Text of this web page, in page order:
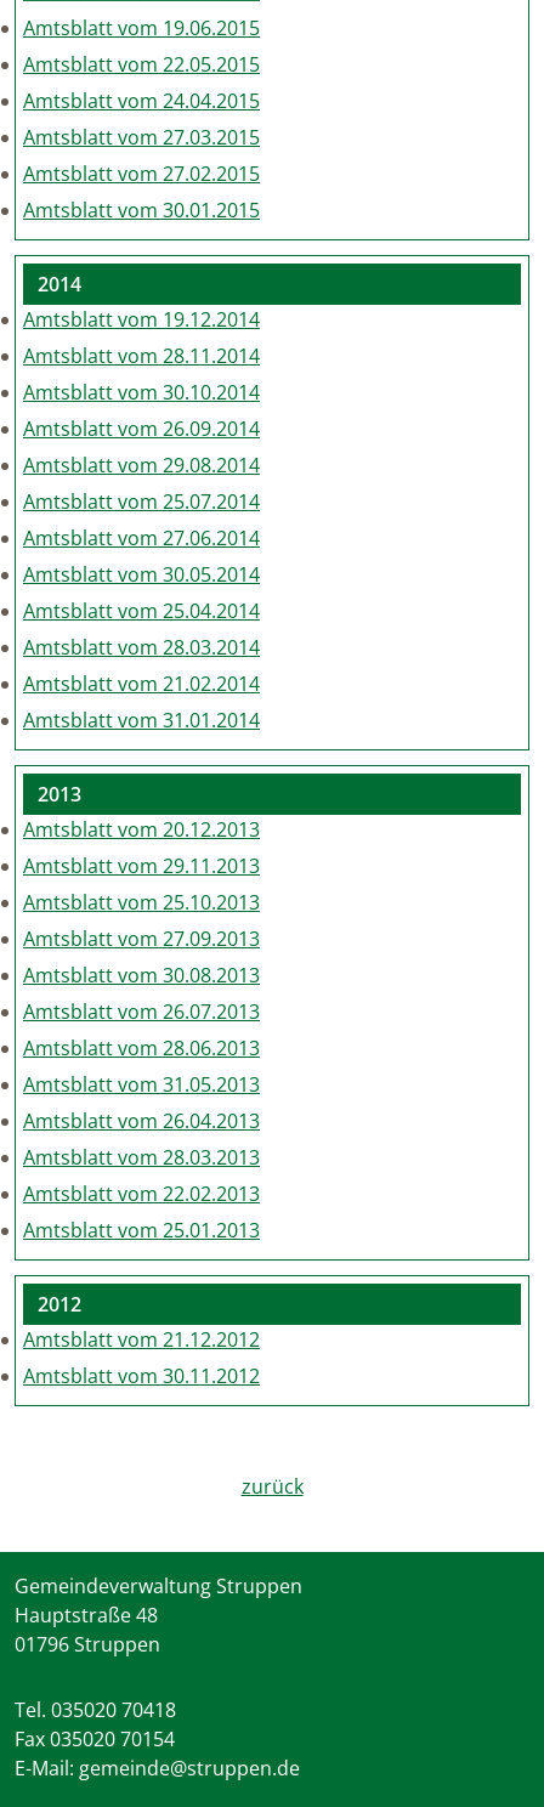
Amtsblatt vom 19.06.2015
Amtsblatt vom 22.05.2015
Amtsblatt vom 24.04.2015
Amtsblatt vom 27.03.2015
Amtsblatt vom 27.02.2015
Amtsblatt vom 30.01.2015
2014
Amtsblatt vom 19.12.2014
Amtsblatt vom 28.11.2014
Amtsblatt vom 30.10.2014
Amtsblatt vom 26.09.2014
Amtsblatt vom 29.08.2014
Amtsblatt vom 25.07.2014
Amtsblatt vom 27.06.2014
Amtsblatt vom 30.05.2014
Amtsblatt vom 25.04.2014
Amtsblatt vom 28.03.2014
Amtsblatt vom 21.02.2014
Amtsblatt vom 31.01.2014
2013
Amtsblatt vom 20.12.2013
Amtsblatt vom 29.11.2013
Amtsblatt vom 25.10.2013
Amtsblatt vom 27.09.2013
Amtsblatt vom 30.08.2013
Amtsblatt vom 26.07.2013
Amtsblatt vom 28.06.2013
Amtsblatt vom 31.05.2013
Amtsblatt vom 26.04.2013
Amtsblatt vom 28.03.2013
Amtsblatt vom 22.02.2013
Amtsblatt vom 25.01.2013
2012
Amtsblatt vom 21.12.2012
Amtsblatt vom 30.11.2012
zurück
Gemeindeverwaltung Struppen
Hauptstraße 48
01796 Struppen
Tel. 035020 70418
Fax 035020 70154
E-Mail: gemeinde@struppen.de